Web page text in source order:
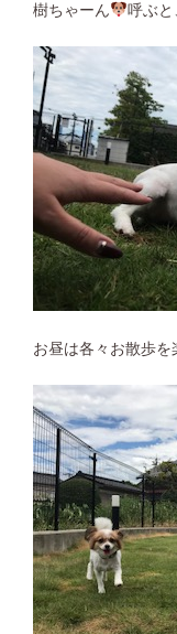
樹ちゃーん 呼ぶ
お昼は各々お散歩